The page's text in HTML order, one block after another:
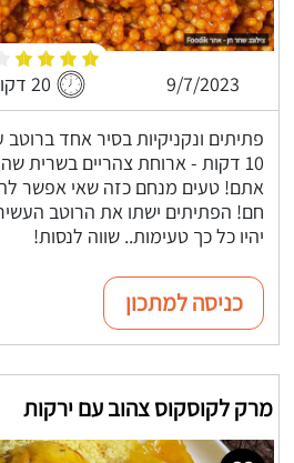
9/7/2023 20 דקות
פתיתים ונקניקיות בסיר אחד ברוטב
10 דקות - ארוחת צהריים בשרית
אתם! טעים מנחם כזה שאי אפשר
חם! הפתיתים ישתו את הרוטב העשיר
יהיו כל כך טעימות.. שווה לנסות!
כניסה למתכון
מרק לקוסקוס צהוב עם ירקות